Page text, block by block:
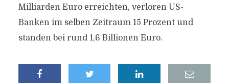
Milliarden Euro erreichten, verloren US-
Banken im selben Zeitraum 15 Prozent und
standen bei rund 1,6 Billionen Euro.